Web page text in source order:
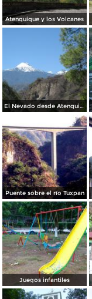
Atenquique y los Volcanes
El Nevado desde Atenquique
Puente sobre el río Tuxpan
Juegos infantiles